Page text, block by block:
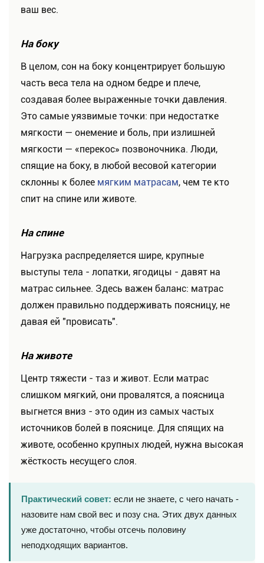
ваш вес.
На боку
В целом, сон на боку концентрирует большую
часть веса тела на одном бедре и плече,
создавая более выраженные точки давления.
Это самые уязвимые точки: при недостатке
мягкости — онемение и боль, при излишней
мягкости — «перекос» позвоночника. Люди,
спящие на боку, в любой весовой категории
склонны к более мягким матрасам, чем те кто
спит на спине или животе.
На спине
Нагрузка распределяется шире, крупные
выступы тела - лопатки, ягодицы - давят на
матрас сильнее. Здесь важен баланс: матрас
должен правильно поддерживать поясницу, не
давая ей "провисать".
На животе
Центр тяжести - таз и живот. Если матрас
слишком мягкий, они провалятся, а поясница
выгнется вниз - это один из самых частых
источников болей в пояснице. Для спящих на
животе, особенно крупных людей, нужна высокая
жёсткость несущего слоя.
Практический совет: если не знаете, с чего начать -
назовите нам свой вес и позу сна. Этих двух данных
уже достаточно, чтобы отсечь половину
неподходящих вариантов.